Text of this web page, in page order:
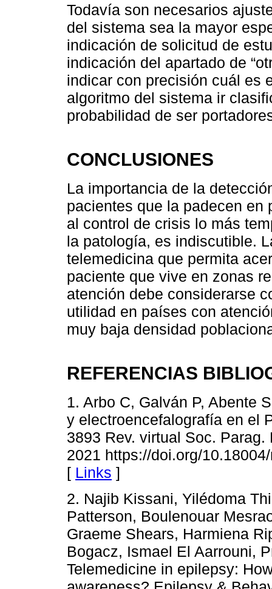
Todavía son necesarios
del sistema sea la mayor
indicación de solicitud de
indicación del apartado de
indicar con precisión cuál es
algoritmo del sistema ir
probabilidad de ser
CONCLUSIONES
La importancia de la
pacientes que la padecen en
al control de crisis lo más
la patología, es indiscutible.
telemedicina que permita
paciente que vive en zonas
atención debe considerarse
utilidad en países con
muy baja densidad
REFERENCIAS
1. Arbo C, Galván P, Abente
y electroencefalografía en el
3893 Rev. virtual Soc.
2021 https://doi.org/
[ Links ]
2. Najib Kissani, Yilédoma
Patterson, Boulenouar
Graeme Shears, Harmiena
Bogacz, Ismael El Aarrouni,
Telemedicine in epilepsy: